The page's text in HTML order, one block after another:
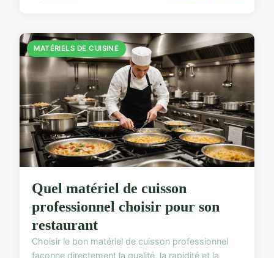
MATÉRIELS DE CUISINE
Quel matériel de cuisson
professionnel choisir pour son
restaurant
Choisir le bon matériel de cuisson professionnel
façonne directement la qualité, la rapidité et la